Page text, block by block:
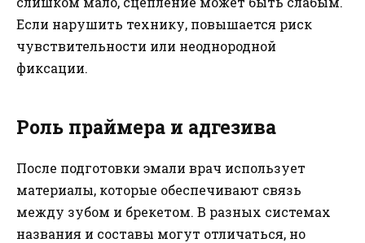
Если нарушить технику, повышается риск
чувствительности или неоднородной
фиксации.
Роль праймера и адгезива
После подготовки эмали врач использует
материалы, которые обеспечивают связь
между зубом и брекетом. В разных системах
названия и составы могут отличаться, но